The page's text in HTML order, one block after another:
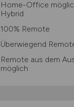
Home-Office
Hybrid
100% Remote
Überwiegend
Remote aus dem
möglich